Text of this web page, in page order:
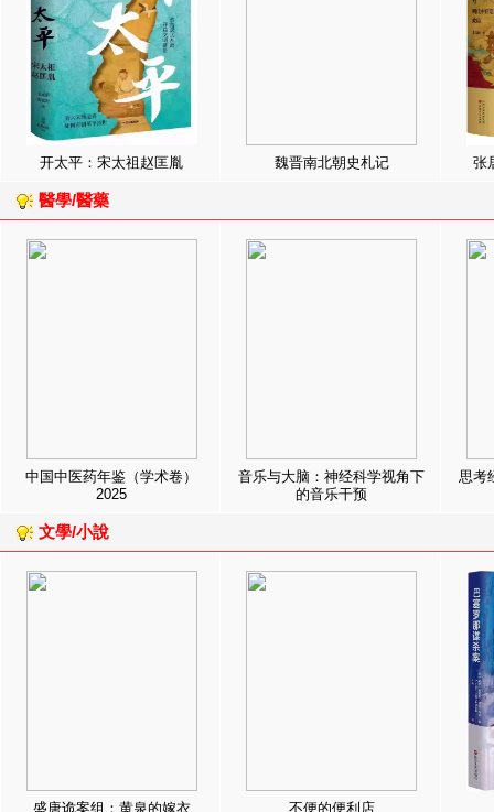
开太平：宋太祖赵匡胤 魏晋南北朝史札记 张
醫學/醫藥
中国中医药年鉴（学术卷）
2025
音乐与大脑：神经科学视角下
的音乐干预
思考
文學/小說
盛唐诡案组：黄泉的嫁衣 不便的便利店